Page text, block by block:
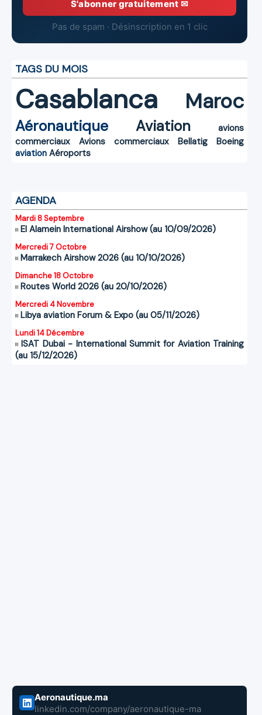
S'abonner gratuitement ✉
Pas de spam · Désinscription en 1 clic
TAGS DU MOIS
Casablanca Maroc
Aéronautique Aviation
avions
commerciaux
Avions commerciaux Bellatig
Boeing
aviation Aéroports
AGENDA
Mardi 8 Septembre
El Alamein International Airshow (au 10/09/2026)
Mercredi 7 Octobre
Marrakech Airshow 2026 (au 10/10/2026)
Dimanche 18 Octobre
Routes World 2026 (au 20/10/2026)
Mercredi 4 Novembre
Libya aviation Forum & Expo (au 05/11/2026)
Lundi 14 Décembre
ISAT Dubai - International Summit for Aviation Training
(au 15/12/2026)
Aeronautique.ma
linkedin.com/company/aeronautique-ma